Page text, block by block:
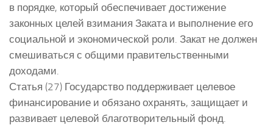
в порядке, который обеспечивает достижение
законных целей взимания Заката и выполнение его
социальной и экономической роли. Закат не должен
смешиваться с общими правительственными
доходами.
Статья (27) Государство поддерживает целевое
финансирование и обязано охранять, защищает и
развивает целевой благотворительный фонд.